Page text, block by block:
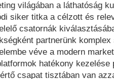
világában a láthatóság
siker titka a célzott és
csatornák
partnerünk
véve a modern
hatékony
csapat tisztában van